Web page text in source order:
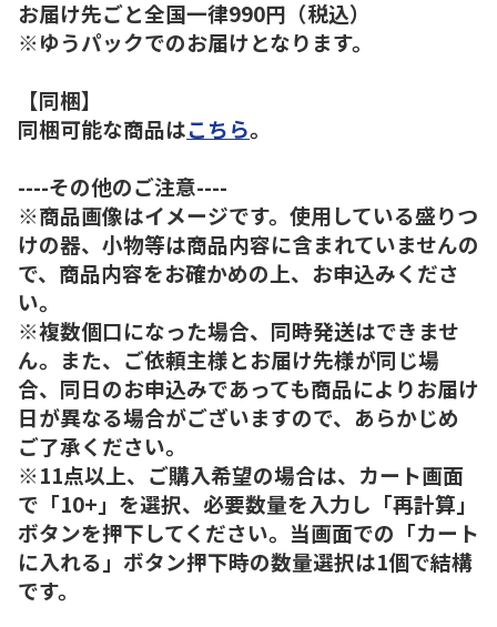
お届け先ごと全国一律990円（税込）
※ゆうパックでのお届けとなります。
【同梱】
同梱可能な商品はこちら。
----その他のご注意----
※商品画像はイメージです。使用している盛りつ
けの器、小物等は商品内容に含まれていませんの
で、商品内容をお確かめの上、お申込みくださ
い。
※複数個口になった場合、同時発送はできませ
ん。また、ご依頼主様とお届け先様が同じ場
合、同日のお申込みであっても商品によりお届け
日が異なる場合がございますので、あらかじめ
ご了承ください。
※11点以上、ご購入希望の場合は、カート画面
で「10+」を選択、必要数量を入力し「再計算」
ボタンを押下してください。当画面での「カート
に入れる」ボタン押下時の数量選択は1個で結構
です。